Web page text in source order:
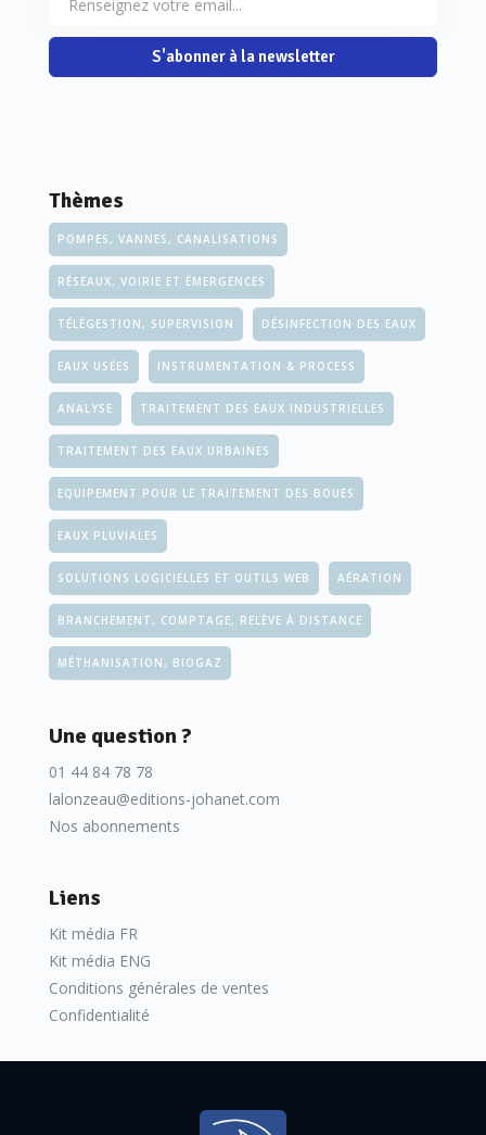
S'abonner à la newsletter
Thèmes
POMPES, VANNES, CANALISATIONS
RÉSEAUX, VOIRIE ET ÉMERGENCES
TÉLÉGESTION, SUPERVISION DÉSINFECTION DES EAUX
EAUX USÉES INSTRUMENTATION & PROCESS
ANALYSE TRAITEMENT DES EAUX INDUSTRIELLES
TRAITEMENT DES EAUX URBAINES
EQUIPEMENT POUR LE TRAITEMENT DES BOUES
EAUX PLUVIALES
SOLUTIONS LOGICIELLES ET OUTILS WEB AÉRATION
BRANCHEMENT, COMPTAGE, RELÈVE À DISTANCE
MÉTHANISATION, BIOGAZ
Une question ?
01 44 84 78 78
lalonzeau@editions-johanet.com
Nos abonnements
Liens
Kit média FR
Kit média ENG
Conditions générales de ventes
Confidentialité